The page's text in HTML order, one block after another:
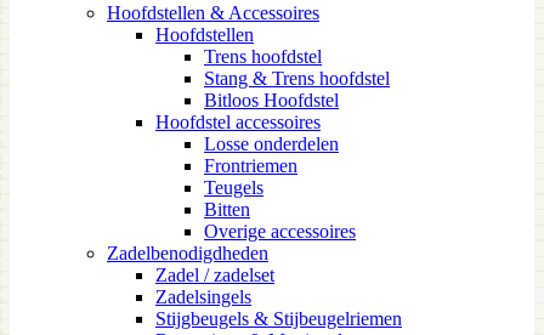
Hoofdstellen & Accessoires
Hoofdstellen
Trens hoofdstel
Stang & Trens hoofdstel
Bitloos Hoofdstel
Hoofdstel accessoires
Losse onderdelen
Frontriemen
Teugels
Bitten
Overige accessoires
Zadelbenodigdheden
Zadel / zadelset
Zadelsingels
Stijgbeugels & Stijbeugelriemen